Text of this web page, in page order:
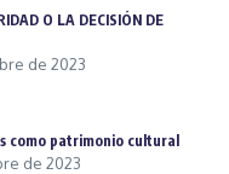
O LA DECISIÓN DE
de 2023
como patrimonio cultural
de 2023